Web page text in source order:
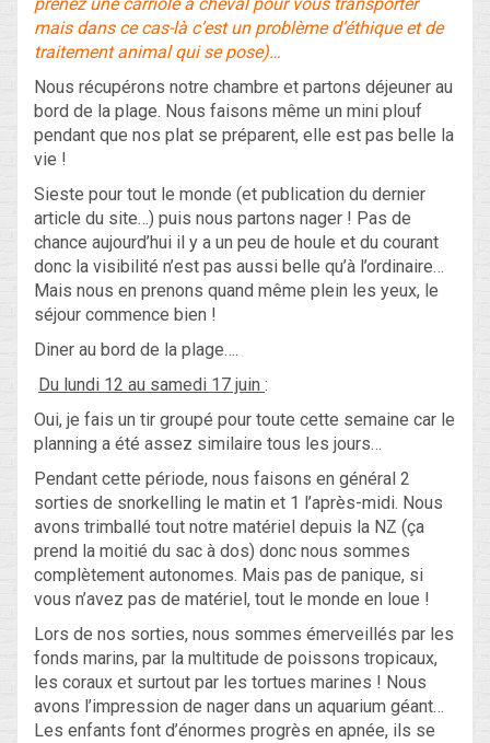
prenez une carriole à cheval pour vous transporter
mais dans ce cas-là c’est un problème d’éthique et de
traitement animal qui se pose)…
Nous récupérons notre chambre et partons déjeuner au
bord de la plage. Nous faisons même un mini plouf
pendant que nos plat se préparent, elle est pas belle la
vie !
Sieste pour tout le monde (et publication du dernier
article du site…) puis nous partons nager ! Pas de
chance aujourd’hui il y a un peu de houle et du courant
donc la visibilité n’est pas aussi belle qu’à l’ordinaire…
Mais nous en prenons quand même plein les yeux, le
séjour commence bien !
Diner au bord de la plage….
Du lundi 12 au samedi 17 juin :
Oui, je fais un tir groupé pour toute cette semaine car le
planning a été assez similaire tous les jours…
Pendant cette période, nous faisons en général 2
sorties de snorkelling le matin et 1 l’après-midi. Nous
avons trimballé tout notre matériel depuis la NZ (ça
prend la moitié du sac à dos) donc nous sommes
complètement autonomes. Mais pas de panique, si
vous n’avez pas de matériel, tout le monde en loue !
Lors de nos sorties, nous sommes émerveillés par les
fonds marins, par la multitude de poissons tropicaux,
les coraux et surtout par les tortues marines ! Nous
avons l’impression de nager dans un aquarium géant…
Les enfants font d’énormes progrès en apnée, ils se